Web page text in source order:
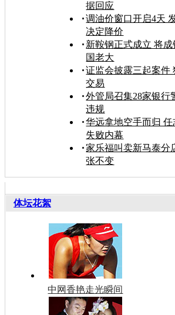
据回应
调油价窗口开启4天
决定降价
新鞍钢正式成立 将成
国老大
证监会披露三起案件
交易
外管局召集28家银行
违规
华远拿地空手而归 任
失败内幕
家乐福叫卖新马泰分
张不变
体坛花絮
中网香艳走光瞬间